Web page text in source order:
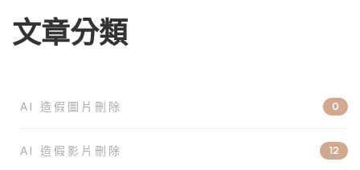
文章分類
AI 造假圖片刪除 0
AI 造假影片刪除 12